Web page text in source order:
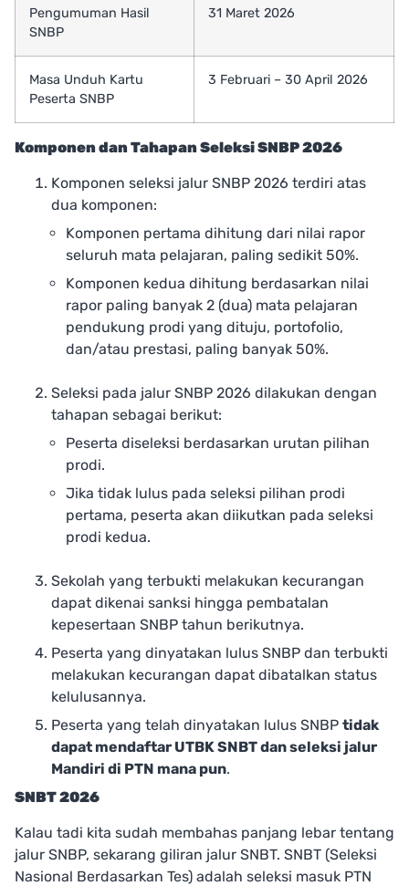
Pengumuman Hasil
SNBP
31 Maret 2026
Masa Unduh Kartu
Peserta SNBP
3 Februari – 30 April 2026
Komponen dan Tahapan Seleksi SNBP 2026
Komponen seleksi jalur SNBP 2026 terdiri atas
dua komponen:
Komponen pertama dihitung dari nilai rapor
seluruh mata pelajaran, paling sedikit 50%.
Komponen kedua dihitung berdasarkan nilai
rapor paling banyak 2 (dua) mata pelajaran
pendukung prodi yang dituju, portofolio,
dan/atau prestasi, paling banyak 50%.
Seleksi pada jalur SNBP 2026 dilakukan dengan
tahapan sebagai berikut:
Peserta diseleksi berdasarkan urutan pilihan
prodi.
Jika tidak lulus pada seleksi pilihan prodi
pertama, peserta akan diikutkan pada seleksi
prodi kedua.
Sekolah yang terbukti melakukan kecurangan
dapat dikenai sanksi hingga pembatalan
kepesertaan SNBP tahun berikutnya.
Peserta yang dinyatakan lulus SNBP dan terbukti
melakukan kecurangan dapat dibatalkan status
kelulusannya.
Peserta yang telah dinyatakan lulus SNBP tidak
dapat mendaftar UTBK SNBT dan seleksi jalur
Mandiri di PTN mana pun.
SNBT 2026
Kalau tadi kita sudah membahas panjang lebar tentang
jalur SNBP, sekarang giliran jalur SNBT. SNBT (Seleksi
Nasional Berdasarkan Tes) adalah seleksi masuk PTN